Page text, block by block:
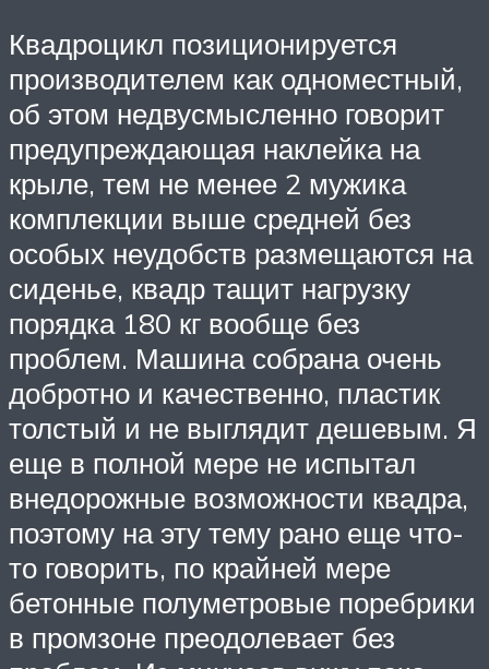
Квадроцикл позиционируется
производителем как одноместный,
об этом недвусмысленно говорит
предупреждающая наклейка на
крыле, тем не менее 2 мужика
комплекции выше средней без
особых неудобств размещаются на
сиденье, квадр тащит нагрузку
порядка 180 кг вообще без
проблем. Машина собрана очень
добротно и качественно, пластик
толстый и не выглядит дешевым. Я
еще в полной мере не испытал
внедорожные возможности квадра,
поэтому на эту тему рано еще что-
то говорить, по крайней мере
бетонные полуметровые поребрики
в промзоне преодолевает без